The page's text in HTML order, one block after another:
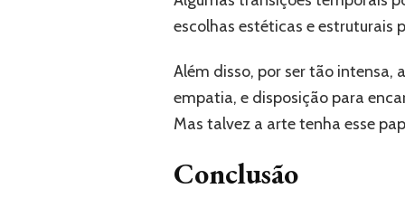
escolhas estéticas e estruturais
Além disso, por ser tão intensa,
empatia, e disposição para
Mas talvez a arte tenha esse
Conclusão